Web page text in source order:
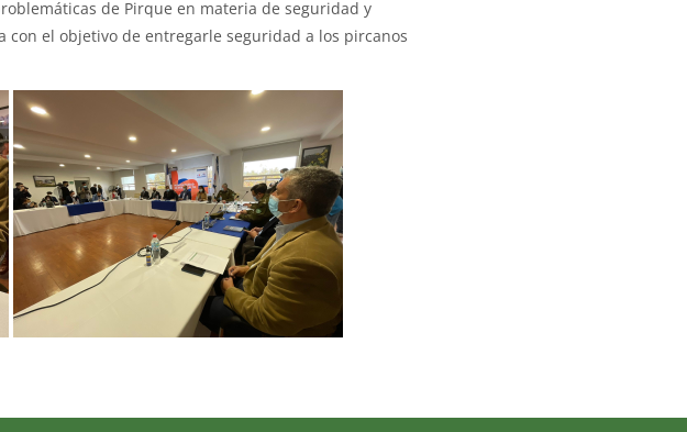
de Pirque en materia de seguridad y
el objetivo de entregarle seguridad a los pircanos